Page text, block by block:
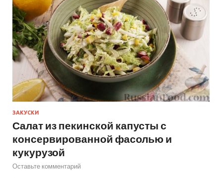
ЗАКУСКИ
Салат из пекинской капусты с
консервированной фасолью и
кукурузой
Оставьте комментарий